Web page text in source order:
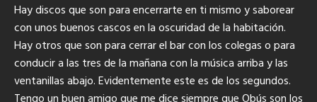
Hay discos que son para encerrarte en ti mismo y saborear
con unos buenos cascos en la oscuridad de la habitación.
Hay otros que son para cerrar el bar con los colegas o para
conducir a las tres de la mañana con la música arriba y las
ventanillas abajo. Evidentemente este es de los segundos.